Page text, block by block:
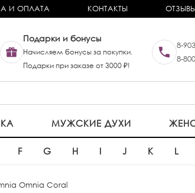
И ОПЛАТА КОНТАКТЫ
Подарки и бонусы
Начисляем бонусы за покупки.
Подарки при заказе от 3000 ₽!
8-
8-
МУЖСКИЕ ДУХИ
F G H I J K L
Omnia Coral